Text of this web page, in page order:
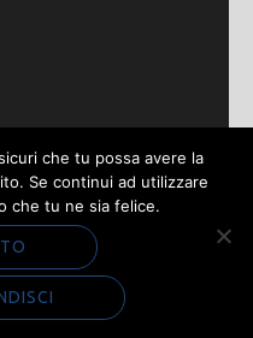
| Metro Magazine |
by
che tu possa avere la
Se continui ad utilizzare
che tu ne sia felice.